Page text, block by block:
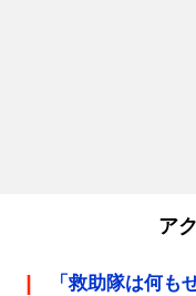
ア
「救助隊は何も